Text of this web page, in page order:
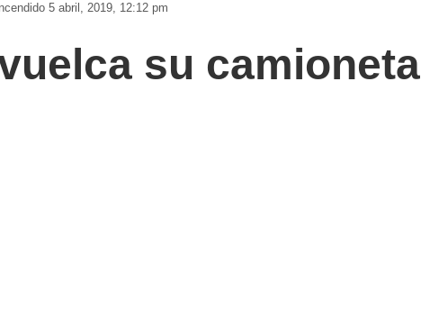
5 abril, 2019, 12:12 pm
su camioneta